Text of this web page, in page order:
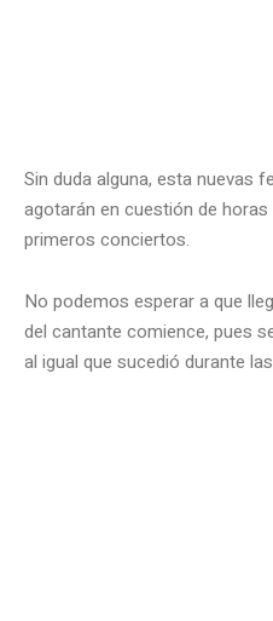
Sin duda alguna, esta nuevas
agotarán en cuestión de
primeros conciertos.
No podemos esperar a que
del cantante comience, pues
al igual que sucedió durante